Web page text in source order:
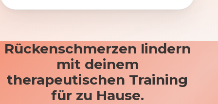
Rückenschmerzen lindern
mit deinem
therapeutischen Training
für zu Hause.